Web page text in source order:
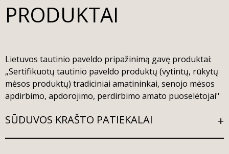
PRODUKTAI
Lietuvos tautinio paveldo pripažinimą gavę produktai:
„Sertifikuotų tautinio paveldo produktų (vytintų, rūkytų
mėsos produktų) tradiciniai amatininkai, senojo mėsos
apdirbimo, apdorojimo, perdirbimo amato puoselėtojai"
SŪDUVOS KRAŠTO PATIEKALAI